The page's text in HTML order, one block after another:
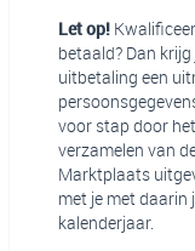
Let op!
betaald? Dan
uitbetaling een
voor stap door
verzamelen van
Marktplaats
met je met
kalenderjaar.